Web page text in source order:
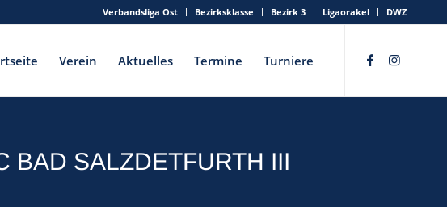
Verbandsliga Ost Bezirksklasse Bezirk 3 Ligaorakel DWZ
Verein Aktuelles Termine Turniere
BAD SALZDETFURTH III